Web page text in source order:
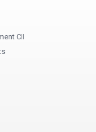
CII